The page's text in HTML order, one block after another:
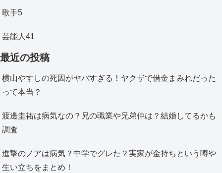
歌手5
芸能人 41
最近の投稿
横山やすしの死因がヤバすぎる！ヤクザで借金まみれだった
って本当？
渡邊圭祐は病気なの？兄の職業や兄弟仲は？結婚してるかも
調査
進撃のノアは病気？中学でグレた？実家が金持ちという噂や
生い立ちをまとめ！